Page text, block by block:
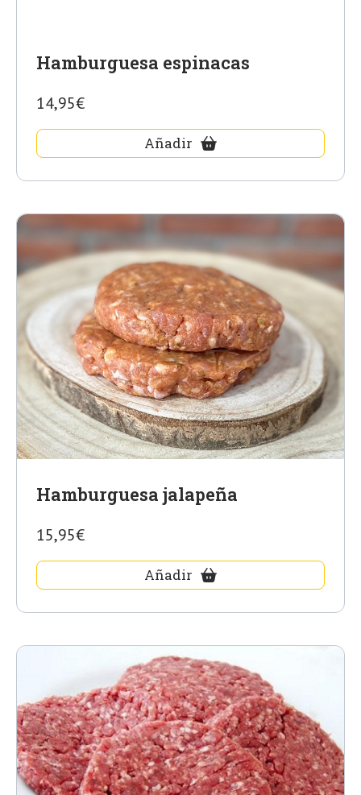
Hamburguesa espinacas
14,95€
Añadir
Hamburguesa jalapeña
15,95€
Añadir